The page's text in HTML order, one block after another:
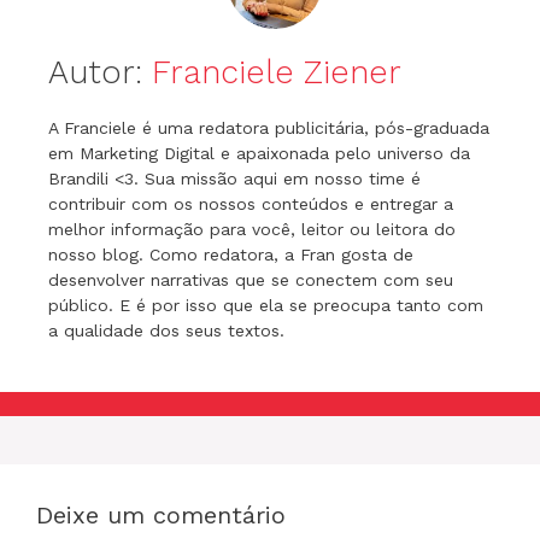
Autor: Franciele Ziener
A Franciele é uma redatora publicitária, pós-graduada
em Marketing Digital e apaixonada pelo universo da
Brandili <3. Sua missão aqui em nosso time é
contribuir com os nossos conteúdos e entregar a
melhor informação para você, leitor ou leitora do
nosso blog. Como redatora, a Fran gosta de
desenvolver narrativas que se conectem com seu
público. E é por isso que ela se preocupa tanto com
a qualidade dos seus textos.
Deixe um comentário